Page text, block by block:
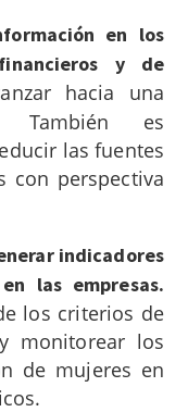
en los
y de
hacia una
También es
las fuentes
con perspectiva
indicadores
las empresas.
los criterios de
monitorear los
de mujeres en